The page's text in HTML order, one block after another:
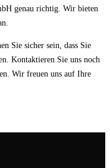
genau richtig. Wir bieten
Sie sicher sein, dass Sie
Kontaktieren Sie uns noch
Wir freuen uns auf Ihre